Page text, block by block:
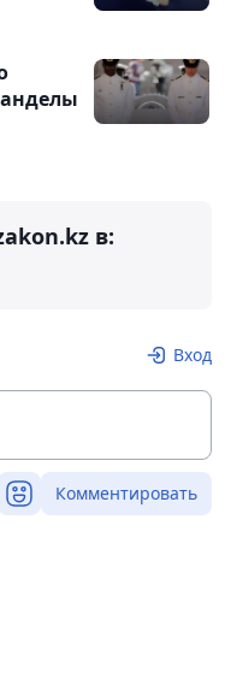
в:
Вход
Комментировать